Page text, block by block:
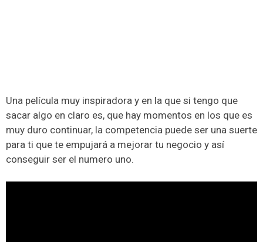
Una película muy inspiradora y en la que si tengo que
sacar algo en claro es, que hay momentos en los que es
muy duro continuar, la competencia puede ser una suerte
para ti que te empujará a mejorar tu negocio y así
conseguir ser el numero uno.